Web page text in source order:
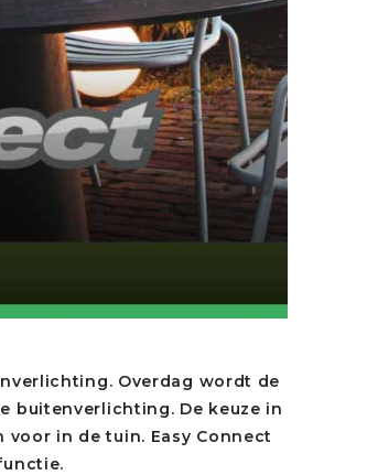
Overdag wordt de
buitenverlichting. De keuze in
in de tuin. Easy Connect